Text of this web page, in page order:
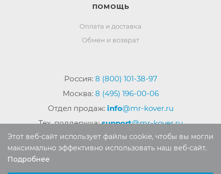
ПОМОЩЬ
Оплата и доставка
Обмен и возврат
Россия: 8 (800) 101-38-97
Москва: 8 (495) 196-00-06
Отдел продаж: info@mr-kover.ru
Тех. поддержка:support@mr-kover.ru
Этот веб-сайт использует файлы cookie, чтобы вы могли
максимально эффективно использовать наш веб-сайт.
Подробнее